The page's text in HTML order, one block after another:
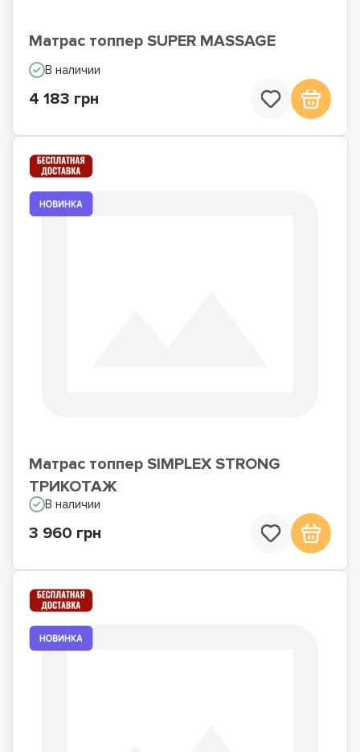
Матрас топпер SUPER MASSAGE
В наличии
4 183 грн
Матрас топпер SIMPLEX STRONG
ТРИКОТАЖ
В наличии
3 960 грн